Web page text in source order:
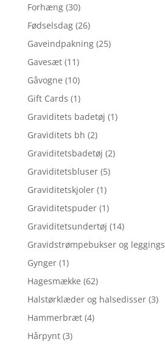
Forhæng (30)
Fødselsdag (26)
Gaveindpakning (25)
Gavesæt (11)
Gåvogne (10)
Gift Cards (1)
Graviditets badetøj (1)
Graviditets bh (2)
Graviditetsbadetøj (2)
Graviditetsbluser (5)
Graviditetskjoler (1)
Graviditetspuder (1)
Graviditetsundertøj (14)
Gravidstrømpebukser og leggings
Gynger (1)
Hagesmække (62)
Halstørklæder og halsedisser (3)
Hammerbræt (4)
Hårpynt (3)